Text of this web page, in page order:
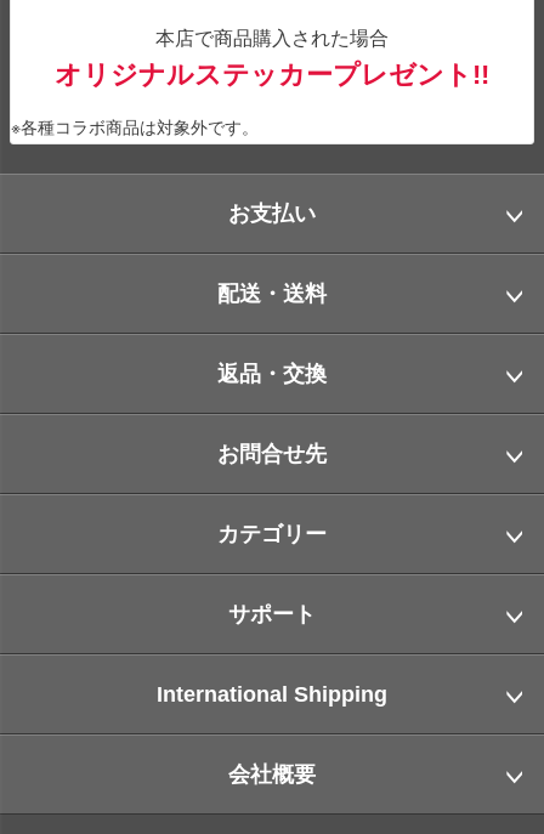
本店で商品購入された場合
オリジナルステッカープレゼント!!
※各種コラボ商品は対象外です。
お支払い
配送・送料
返品・交換
お問合せ先
カテゴリー
サポート
International Shipping
会社概要